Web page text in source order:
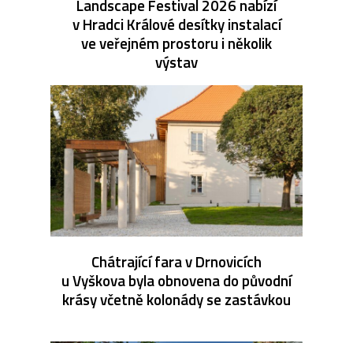
Landscape Festival 2026 nabízí
v Hradci Králové desítky instalací
ve veřejném prostoru i několik
výstav
Chátrající fara v Drnovicích
u Vyškova byla obnovena do původní
krásy včetně kolonády se zastávkou